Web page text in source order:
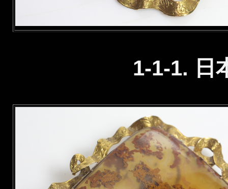
1-1-1. 日